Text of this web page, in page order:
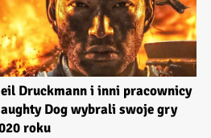
Druckmann i inni pracownicy
Dog wybrali swoje gry
roku